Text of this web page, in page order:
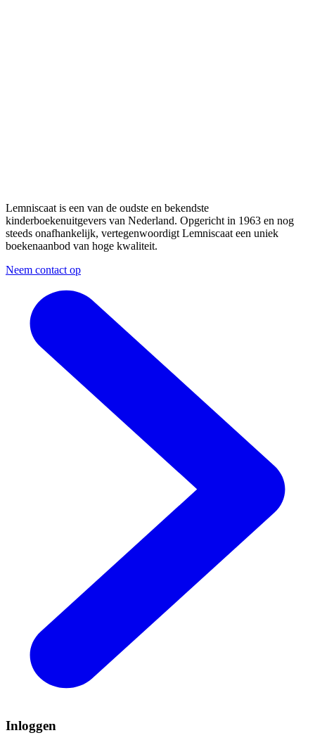
Lemniscaat is een van de oudste en bekendste
kinderboekenuitgevers van Nederland. Opgericht in 1963 en nog
steeds onafhankelijk, vertegenwoordigt Lemniscaat een uniek
boekenaanbod van hoge kwaliteit.
Neem contact op
Inloggen